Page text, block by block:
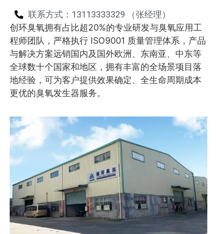
联系方式：13113333329 （张经理）
创环臭氧拥有占比超20%的专业研发与臭氧应用工
程师团队，严格执行 ISO9001 质量管理体系，产品
与解决方案远销国内及国外欧洲、东南亚、中东等
全球数十个国家和地区，拥有丰富的全场景项目落
地经验，可为客户提供效果确定、全生命周期成本
更优的臭氧发生器服务。